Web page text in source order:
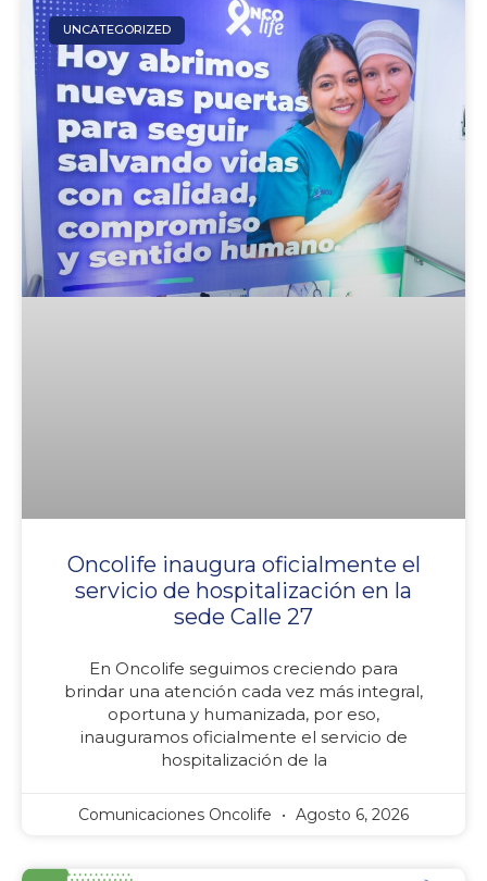
UNCATEGORIZED
Oncolife inaugura oficialmente el
servicio de hospitalización en la
sede Calle 27
En Oncolife seguimos creciendo para
brindar una atención cada vez más integral,
oportuna y humanizada, por eso,
inauguramos oficialmente el servicio de
hospitalización de la
Comunicaciones Oncolife Agosto 6, 2026